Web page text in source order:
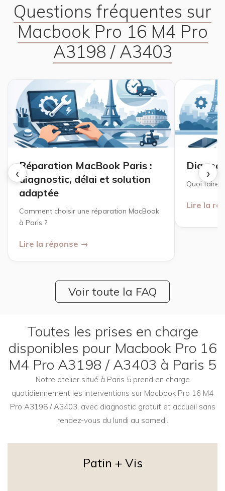
Questions fréquentes sur
Macbook Pro 16 M4 Pro
A3198 / A3403
‹ ›
Réparation MacBook Paris :
diagnostic, délai et solution
adaptée
Comment choisir une réparation MacBook
à Paris ?
Lire la réponse →
Quoi faire ?
Lire la
Voir toute la FAQ
Toutes les prises en charge
disponibles pour Macbook Pro 16
M4 Pro A3198 / A3403 à Paris 5
Notre atelier situé à Paris 5 prend en charge
quotidiennement les interventions sur Macbook Pro 16 M4
Pro A3198 / A3403, avec diagnostic gratuit et accueil sans
rendez-vous du lundi au samedi.
Patin + Vis